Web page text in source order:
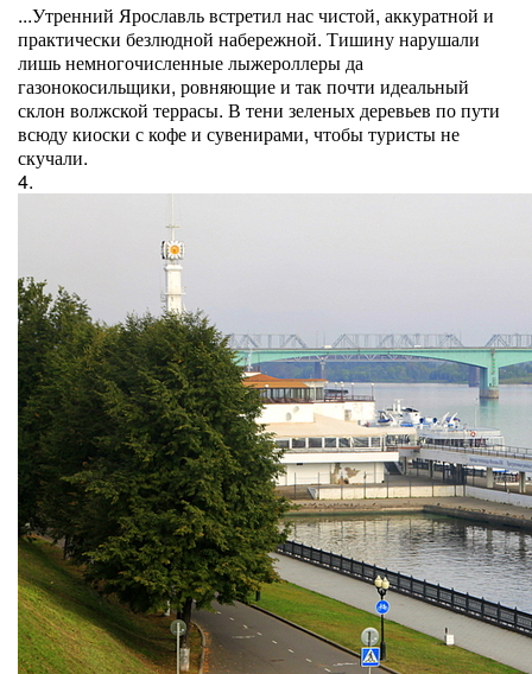
...Утренний Ярославль встретил нас чистой, аккуратной и
практически безлюдной набережной. Тишину нарушали
лишь немногочисленные лыжероллеры да
газонокосильщики, ровняющие и так почти идеальный
склон волжской террасы. В тени зеленых деревьев по пути
всюду киоски с кофе и сувенирами, чтобы туристы не
скучали.
4.